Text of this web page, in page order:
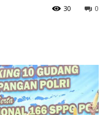
0
30